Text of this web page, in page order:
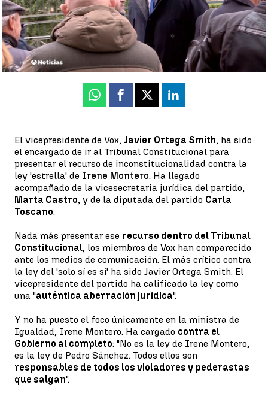
Mario San Miguel
Publicado:02 de diciembre de 2022, 15:15
Whatsapp
Facebook
X Linkedin
El vicepresidente de Vox, Javier Ortega Smith, ha sido
el encargado de ir al Tribunal Constitucional para
presentar el recurso de inconstitucionalidad contra la
ley 'estrella' de Irene Montero. Ha llegado
acompañado de la vicesecretaria jurídica del partido,
Marta Castro, y de la diputada del partido Carla
Toscano.
Nada más presentar ese recurso dentro del Tribunal
Constitucional, los miembros de Vox han comparecido
ante los medios de comunicación. El más crítico contra
la ley del 'solo sí es sí' ha sido Javier Ortega Smith. El
vicepresidente del partido ha calificado la ley como
una "auténtica aberración jurídica".
Y no ha puesto el foco únicamente en la ministra de
Igualdad, Irene Montero. Ha cargado contra el
Gobierno al completo: "No es la ley de Irene Montero,
es la ley de Pedro Sánchez. Todos ellos son
responsables de todos los violadores y pederastas
que salgan".